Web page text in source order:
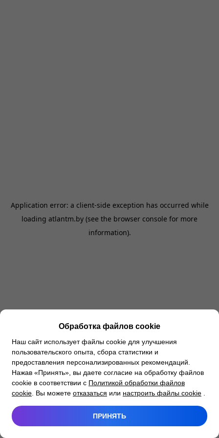
Application error: a client-side exception has occurred while
loading atlantm.by (see the browser console for more
information).
Обработка файлов cookie
Наш сайт использует файлы cookie для улучшения
пользовательского опыта, сбора статистики и
предоставления персонализированных рекомендаций.
Нажав «Принять», вы даете согласие на обработку файлов
cookie в соответствии с Политикой обработки файлов
cookie . Вы можете отказаться или настроить файлы cookie
ПРИНЯТЬ